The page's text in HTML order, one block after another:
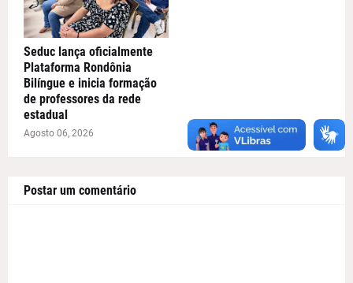
Seduc lança oficialmente
Plataforma Rondônia
Bilíngue e inicia formação
de professores da rede
estadual
Agosto 06, 2026
Postar um comentário